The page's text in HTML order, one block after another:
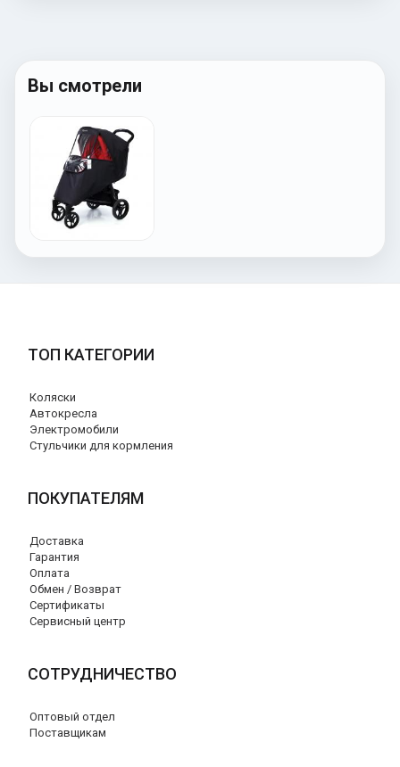
Вы смотрели
ТОП КАТЕГОРИИ
Коляски
Автокресла
Электромобили
Стульчики для кормления
ПОКУПАТЕЛЯМ
Доставка
Гарантия
Оплата
Обмен / Возврат
Сертификаты
Сервисный центр
СОТРУДНИЧЕСТВО
Оптовый отдел
Поставщикам